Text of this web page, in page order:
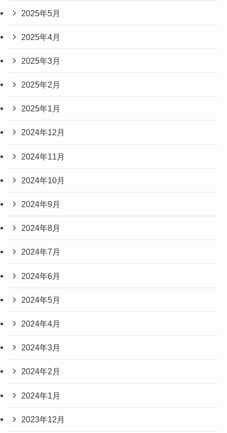
2025年5月
2025年4月
2025年3月
2025年2月
2025年1月
2024年12月
2024年11月
2024年10月
2024年9月
2024年8月
2024年7月
2024年6月
2024年5月
2024年4月
2024年3月
2024年2月
2024年1月
2023年12月